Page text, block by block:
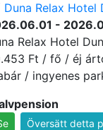
Relax Hotel
-
Relax Hotel
Ft / fő / éj
/ ingyenes
Översätt detta